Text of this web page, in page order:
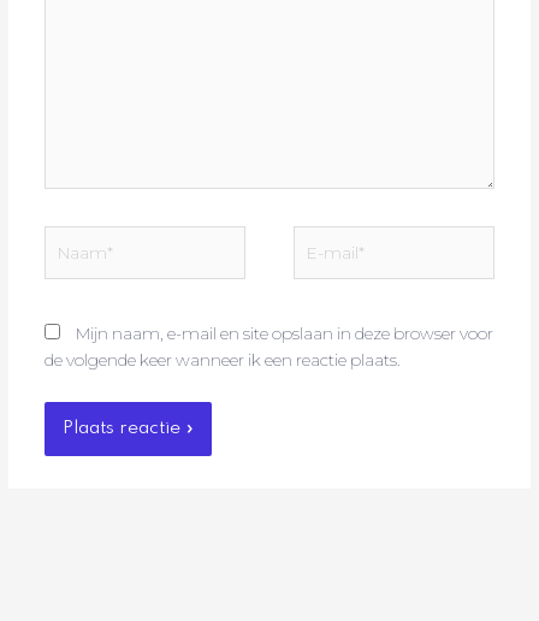
mail*
Mijn naam, e-mail en site opslaan in deze browser voor
de volgende keer wanneer ik een reactie plaats.